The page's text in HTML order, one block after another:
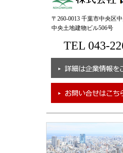
〒260-0013 千葉市中央区中
中央土地建物ビル506号
TEL 043-